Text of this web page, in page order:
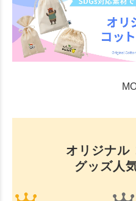
オリジナル
グッズ人